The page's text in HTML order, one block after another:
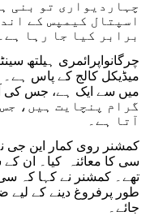
چہاردیواری تو بنی
اسپتال کیمپس کے
برابر کیا جا رہا ہے۔
چرگانواپرائمری ہیلتھ
میڈیکل کالج کے پاس ہے۔
گرام پنچایت ہیں،
آتا ہے۔
سی کا معائنہ کیا۔ ان کے
تھے۔ کمشنر نے کہا کہ
طور پرفروغ دینے کے لیے
جائے۔